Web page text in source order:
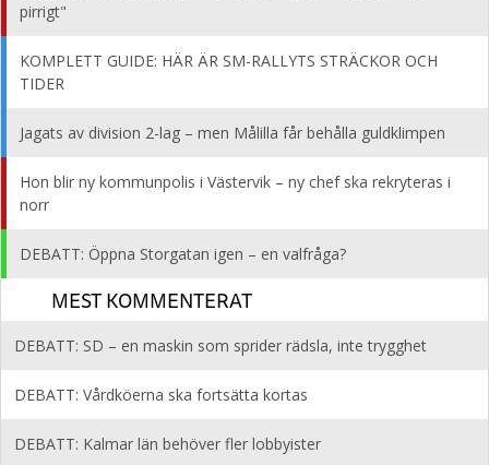
pirrigt"
KOMPLETT GUIDE: HÄR ÄR SM-RALLYTS STRÄCKOR OCH
TIDER
Jagats av division 2-lag – men Målilla får behålla guldklimpen
Hon blir ny kommunpolis i Västervik – ny chef ska rekryteras i
norr
DEBATT: Öppna Storgatan igen – en valfråga?
MEST KOMMENTERAT
DEBATT: SD – en maskin som sprider rädsla, inte trygghet
DEBATT: Vårdköerna ska fortsätta kortas
DEBATT: Kalmar län behöver fler lobbyister